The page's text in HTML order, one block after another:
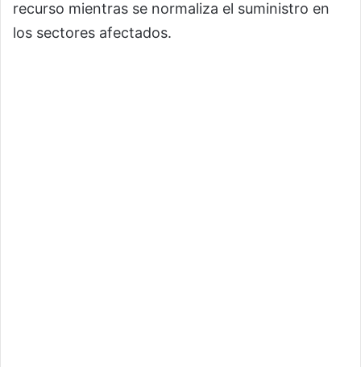
recurso mientras se normaliza el suministro en
los sectores afectados.